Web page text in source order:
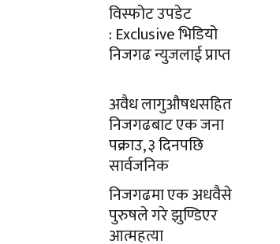
विस्फोट उपडेट
: Exclusive भिडियो
निजगढ न्युजलाई प्राप्त
अवैध लागुऔषधसहित
निजगढबाट एक जना
पक्राउ, ३ दिनपछि
सार्वजनिक
निजगढमा एक अधवैसे
पुरुषले गरे झुण्डिएर
आत्महत्या